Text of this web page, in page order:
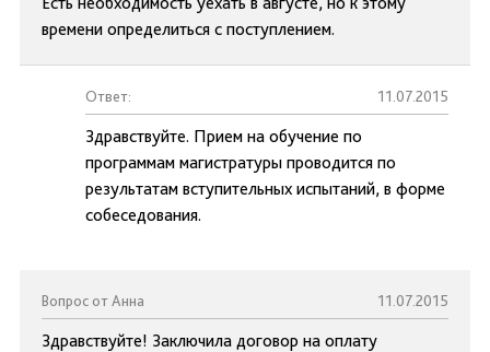
времени определиться с поступлением.
Ответ: 11.07.2015
Здравствуйте. Прием на обучение по
программам магистратуры проводится по
результатам вступительных испытаний, в форме
собеседования.
Вопрос от Анна 11.07.2015
Здравствуйте! Заключила договор на оплату